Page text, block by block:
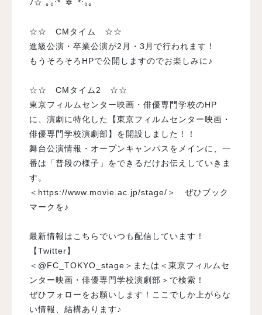
ﾉ☆.｡₀:*ﾟ✲ﾟ*:₀｡
☆☆ CMタイム ☆☆
進級公演・卒業公演が2月・3月で行われます！
もうそろそろHPで公開しますのでお楽しみに♪
☆☆ CMタイム2 ☆☆
東京フィルムセンター映画・俳優専門学校のHP
に、演劇に特化した【東京フィルムセンター映画・
俳優専門学校演劇部】を開設しました！！
舞台公演情報・オープンキャンパスをメインに、一
番は「普段の様子」をできるだけお伝えしていきま
す。
＜https://www.movie.ac.jp/stage/＞ ぜひブック
マークを♪
最新情報はこちらでいつも配信しています！
【Twitter】
＜@FC_TOKYO_stage＞または＜東京フィルムセ
ンター映画・俳優専門学校演劇部＞で検索！
ぜひフォローをお願いします！ここでしか上がらな
い情報、結構あります♪